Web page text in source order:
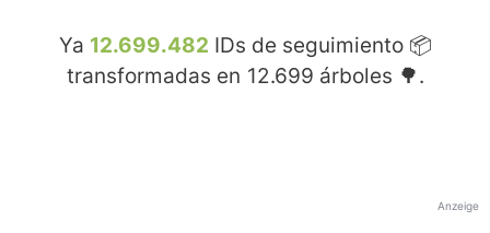
Ya 12.699.482 IDs de seguimiento 📦
transformadas en 12.699 árboles 🌳.
Anzeige